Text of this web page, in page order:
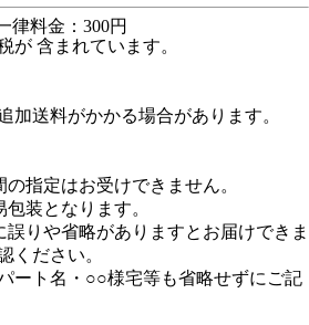
料金：300円
が 含まれています。
加送料がかかる場合があります。
指定はお受けできません。
包装となります。
りや省略がありますとお届けできま
ください。
ート名・○○様宅等も省略せずにご記